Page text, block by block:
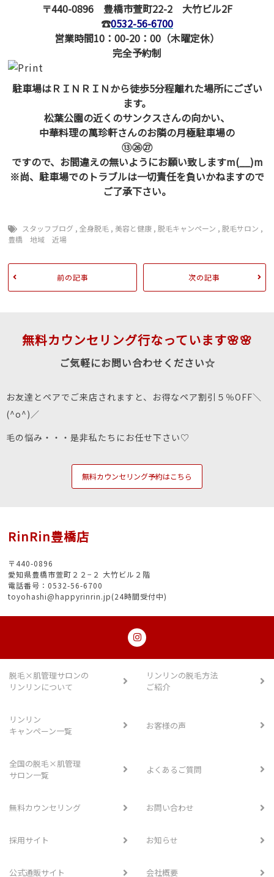
〒440-0896 豊橋市萱町22-2 大竹ビル2F
☎0532-56-6700
営業時間10：00-20：00（木曜定休）
完全予約制
駐車場はＲＩＮＲＩＮから徒歩5分程離れた場所にござい
ます。
松葉公園の近くのサンクスさんの向かい、
中華料理の萬珍軒さんのお隣の月極駐車場の
⑬㉖㉗
ですので、お間違えの無いようにお願い致しますm(__)m
※尚、駐車場でのトラブルは一切責任を負いかねますので
ご了承下さい。
スタッフブログ ,全身脱毛 ,美容と健康 ,脱毛キャンペーン ,脱毛サロン ,
豊橋 地域 近場
前の記事 次の記事
無料カウンセリング行なっています🌸🌸
ご気軽にお問い合わせください☆
お友達とペアでご来店されますと、お得なペア割引５％OFF＼
(^o^)／
毛の悩み・・・是非私たちにお任せ下さい♡
無料カウンセリング予約はこちら
RinRin豊橋店
〒440-0896
愛知県豊橋市萱町２２−２ 大竹ビル２階
電話番号：0532-56-6700
toyohashi@happyrinrin.jp(24時間受付中)
脱毛×肌管理サロンの
リンリンについて
リンリンの脱毛方法
ご紹介
リンリン
キャンペーン一覧
お客様の声
全国の脱毛×肌管理
サロン一覧
よくあるご質問
無料カウンセリング お問い合わせ
採用サイト お知らせ
公式通販サイト 会社概要